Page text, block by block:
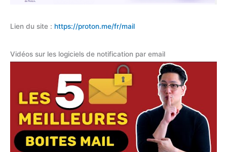
Lien du site : https://proton.me/fr/mail
Vidéos sur les logiciels de notification par email